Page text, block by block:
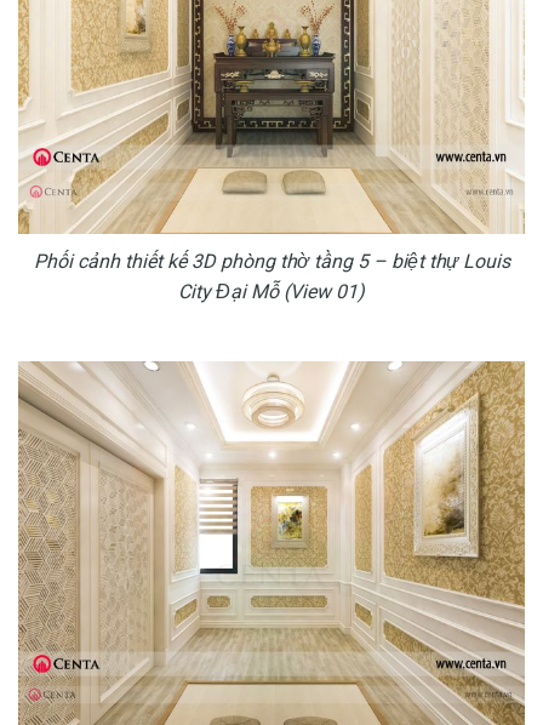
Phối cảnh thiết kế 3D phòng thờ tầng 5 – biệt thự Louis
City Đại Mỗ (View 01)